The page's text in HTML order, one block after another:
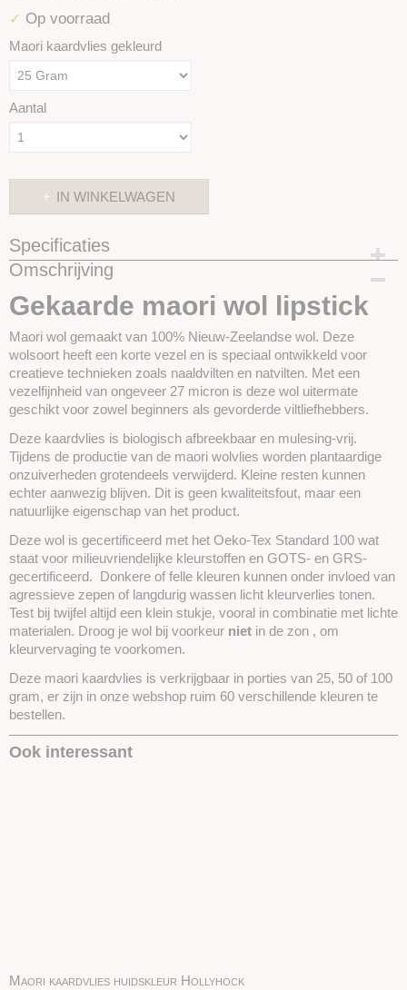
✓ Op voorraad
Maori kaardvlies gekleurd
Aantal
IN WINKELWAGEN
Specificaties
Productcode
Omschrijving
Gekaarde maori wol lipstick
Maori wol gemaakt van 100% Nieuw-Zeelandse wol. Deze
wolsoort heeft een korte vezel en is speciaal ontwikkeld voor
creatieve technieken zoals naaldvilten en natvilten. Met een
vezelfijnheid van ongeveer 27 micron is deze wol uitermate
geschikt voor zowel beginners als gevorderde viltliefhebbers.
Deze kaardvlies is biologisch afbreekbaar en mulesing-vrij.
Tijdens de productie van de maori wolvlies worden plantaardige
onzuiverheden grotendeels verwijderd. Kleine resten kunnen
echter aanwezig blijven. Dit is geen kwaliteitsfout, maar een
natuurlijke eigenschap van het product.
Deze wol is gecertificeerd met het Oeko-Tex Standard 100 wat
staat voor milieuvriendelijke kleurstoffen en GOTS- en GRS-
gecertificeerd. Donkere of felle kleuren kunnen onder invloed van
agressieve zepen of langdurig wassen licht kleurverlies tonen.
Test bij twijfel altijd een klein stukje, vooral in combinatie met lichte
materialen. Droog je wol bij voorkeur niet in de zon , om
kleurvervaging te voorkomen.
Deze maori kaardvlies is verkrijgbaar in porties van 25, 50 of 100
gram, er zijn in onze webshop ruim 60 verschillende kleuren te
bestellen.
Ook interessant
Maori kaardvlies huidskleur Hollyhock